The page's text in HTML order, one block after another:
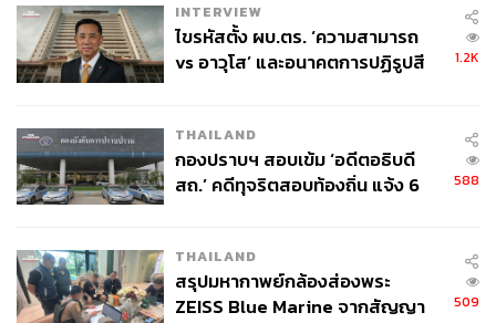
INTERVIEW
ไขรหัสตั้ง ผบ.ตร. ‘ความสามารถ
vs อาวุโส’ และอนาคตการปฏิรูปสี
1.2K
THAILAND
กองปราบฯ สอบเข้ม ‘อดีตอธิบดี
สถ.’ คดีทุจริตสอบท้องถิ่น แจ้ง 6
588
THAILAND
สรุปมหากาพย์กล้องส่องพระ
ZEISS Blue Marine จากสัญญา
509